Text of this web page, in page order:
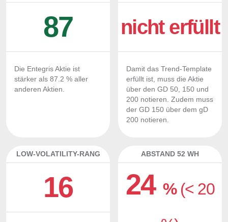
87
Die Entegris Aktie ist
stärker als 87.2 % aller
anderen Aktien.
nicht erfüllt
Damit das Trend-Template
erfüllt ist, muss die Aktie
über den GD 50, 150 und
200 notieren. Zudem muss
der GD 150 über dem gD
200 notieren.
LOW-VOLATILITY-RANG
16
ABSTAND 52 WH
24% (< 20